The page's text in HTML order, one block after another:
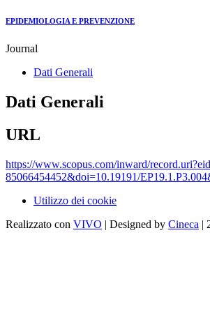
EPIDEMIOLOGIA E PREVENZIONE
Journal
Dati Generali
Dati Generali
URL
https://www.scopus.com/inward/
85066454452&doi=10.19191/
Utilizzo dei cookie
Realizzato con VIVO | Designed by Cineca |